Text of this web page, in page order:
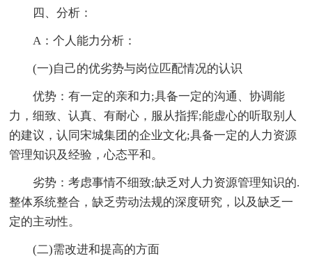
四、分析：
A：个人能力分析：
(一)自己的优劣势与岗位匹配情况的认识
优势：有一定的亲和力;具备一定的沟通、协调能
力，细致、认真、有耐心，服从指挥;能虚心的听取别人
的建议，认同宋城集团的企业文化;具备一定的人力资源
管理知识及经验，心态平和。
劣势：考虑事情不细致;缺乏对人力资源管理知识的.
整体系统整合，缺乏劳动法规的深度研究，以及缺乏一
定的主动性。
(二)需改进和提高的方面